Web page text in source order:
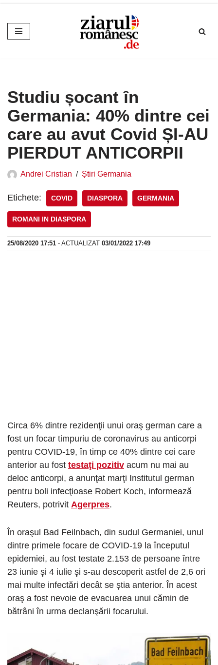
Sari
la
Studiu șocant în
Germania: 40% dintre cei
care au avut Covid ȘI-AU
PIERDUT ANTICORPII
Andrei Cristian Știri Germania
Etichete: COVID DIASPORA GERMANIA
ROMANI IN DIASPORA
25/08/2020 17:51 - ACTUALIZAT 03/01/2022 17:49
Circa 6% dintre rezidenţii unui oraş german care a
fost un focar timpuriu de coronavirus au anticorpi
pentru COVID-19, în timp ce 40% dintre cei care
anterior au fost testaţi pozitiv acum nu mai au
deloc anticorpi, a anunţat marţi Institutul german
pentru boli infecţioase Robert Koch, informează
Reuters, potrivit Agerpres.
În oraşul Bad Feilnbach, din sudul Germaniei, unul
dintre primele focare de COVID-19 la începutul
epidemiei, au fost testate 2.153 de persoane între
23 iunie şi 4 iulie şi s-au descoperit astfel de 2,6 ori
mai multe infectări decât se ştia anterior. În acest
oraş a fost nevoie de evacuarea unui cămin de
bătrâni în urma declanşării focarului.